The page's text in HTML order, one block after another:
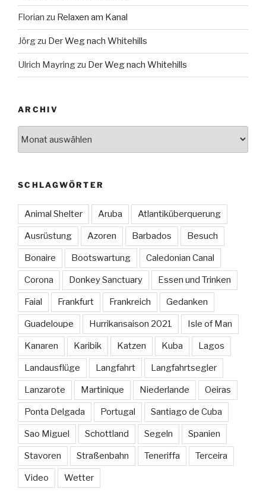
Florian zu Relaxen am Kanal
Jörgzu Der Weg nach Whitehills
Ulrich Mayringzu Der Weg nach Whitehills
ARCHIV
SCHLAGWÖRTER
Animal Shelter Aruba Atlantiküberquerung
Ausrüstung Azoren Barbados Besuch
Bonaire Bootswartung Caledonian Canal
Corona Donkey Sanctuary Essen und Trinken
Faial Frankfurt Frankreich Gedanken
Guadeloupe Hurrikansaison 2021 Isle of Man
Kanaren Karibik Katzen Kuba Lagos
Landausflüge Langfahrt Langfahrtsegler
Lanzarote Martinique Niederlande Oeiras
Ponta Delgada Portugal Santiago de Cuba
Sao Miguel Schottland Segeln Spanien
Stavoren Straßenbahn Teneriffa Terceira
Video Wetter